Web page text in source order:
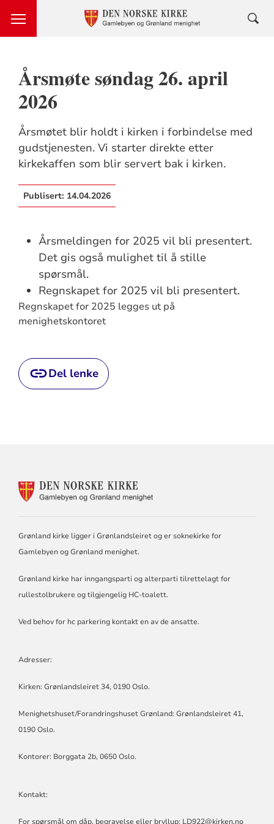
Årsmøte søndag 26. april
2026
Årsmøtet blir holdt i kirken i forbindelse med
gudstjenesten. Vi starter direkte etter
kirkekaffen som blir servert bak i kirken.
Publisert: 14.04.2026
Årsmeldingen for 2025 vil bli presentert.
Det gis også mulighet til å stille
spørsmål.
Regnskapet for 2025 vil bli presentert.
Regnskapet for 2025 legges ut på
menighetskontoret
Del lenke
FOR
GRØNLAND
Grønland kirke ligger i Grønlandsleiret og er soknekirke for
Gamlebyen og Grønland menighet.
Grønland kirke har inngangsparti og alterparti tilrettelagt for
rullestolbrukere og tilgjengelig HC-toalett.
Ved behov for hc parkering kontakt en av de ansatte.
Adresser:
Kirken: Grønlandsleiret 34, 0190 Oslo.
Menighetshuset/Forandringshuset Grønland: Grønlandsleiret 41,
0190 Oslo.
Kontorer: Borggata 2b, 0650 Oslo.
Kontakt:
For spørsmål om dåp, begravelse eller bryllup: LD922@kirken.no